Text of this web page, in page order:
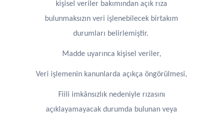
kişisel veriler bakımından açık rıza
bulunmaksızın veri işlenebilecek birtakım
durumları belirlemiştir.
Madde uyarınca kişisel veriler,
Veri işlemenin kanunlarda açıkça öngörülmesi,
Fiili imkânsızlık nedeniyle rızasını
açıklayamayacak durumda bulunan veya